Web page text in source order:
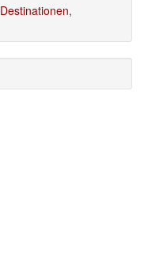
Destinationen,